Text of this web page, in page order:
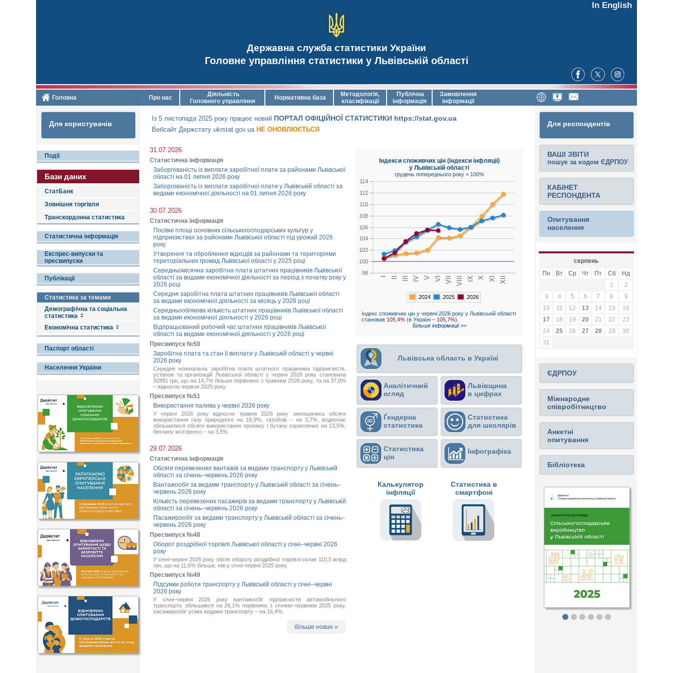
In English
Державна служба статистики України
Головне управління статистики у Львівській області
Головна Про нас
Діяльність
Головного управління
Нормативна база
Методологія,
класифікації
Публічна
інформація
Замовлення
інформації
Для користувачів
Події
Бази даних
СтатБанк
Зовнішня торгівля
Транскордонна статистика
Статистична інформація
Експрес-випуски та
пресвипуски
Публікації
Статистика за темами
Демографічна та соціальна
статистика
Економічна статистика
Паспорт області
Населення України
Із 5 листопада 2025 року працює новий ПОРТАЛ ОФІЦІЙНОЇ СТАТИСТИКИ https://stat.gov.ua
Вебсайт Держстату ukrstat.gov.ua НЕ ОНОВЛЮЄТЬСЯ
31.07.2026
Статистична інформація
Заборгованість із виплати заробітної плати за районами Львівської
області на 01 липня 2026 року
Заборгованість із виплати заробітної плати у Львівській області за
видами економічної діяльності на 01 липня 2026 року
30.07.2026
Статистична інформація
Посівні площі основних сільськогосподарських культур у
підприємствах за районами Львівської області під урожай 2026
року
Утворення та оброблення відходів за районами та територіями
територіальних громад Львівської області у 2025 році
Середньомісячна заробітна плата штатних працівників Львівської
області за видами економічної діяльності за період з початку року у
2026 році
Середня заробітна плата штатних працівників Львівської області
за видами економічної діяльності за місяць у 2026 році
Середньооблікова кількість штатних працівників Львівської області
за видами економічної діяльності у 2026 році
Відпрацьований робочий час штатних працівників Львівської
області за видами економічної діяльності у 2026 році
Пресвипуск №50
Заробітна плата та стан її виплати у Львівській області у червні
2026 року
Середня номінальна заробітна плата штатного працівника підприємств,
установ та організацій Львівської області у червні 2026 року становила
32881 грн, що на 14,7% більше порівняно з травнем 2026 року, та на 37,0%
– відносно червня 2025 року.
Пресвипуск №51
Використання палива у червні 2026 року
У червні 2026 року відносно травня 2026 року зменшились обсяги
використання газу природного на 18,9%, газойлів – на 3,7%, водночас
збільшилися обсяги використання пропану і бутану скраплених на 13,5%,
бензину моторного – на 3,5%.
29.07.2026
Статистична інформація
Обсяги перевезених вантажів за видами транспорту у Львівській
області за січень–червень 2026 року
Вантажообіг за видами транспорту у Львівській області за січень–
червень 2026 року
Кількість перевезених пасажирів за видами транспорту у Львівській
області за січень–червень 2026 року
Пасажирообіг за видами транспорту у Львівській області за січень–
червень 2026 року
Пресвипуск №48
Оборот роздрібної торгівлі Львівської області у січні–червні 2026
року
У січні-червні 2026 року обсяг обороту роздрібної торгівлі склав 110,5 млрд
грн, що на 11,6% більше, ніж у січні-червні 2025 року.
Пресвипуск №49
Підсумки роботи транспорту у Львівській області у січні–червні
2026 року
У січні–червні 2026 року вантажообіг підприємств автомобільного
транспорту збільшився на 26,1% порівняно з січнем–червнем 2025 року,
пасажирообіг усіма видами транспорту – на 16,4%.
більше новин »
Індекси споживчих цін (індекси інфляції)
у Львівській області
грудень попереднього року = 100%
98
100
102
104
106
108
110
112
114
2024 2025 2026
Індекс споживчих цін у червні 2026 року у Львівській області
становив 105,4%(в Україні – 105,7%).
Більше інформації >>
Львівська область в Україні
Аналітичний
огляд
Львівщина
в цифрах
Ґендерна
статистика
Статистика
для школярів
Статистика
цін
Інфографіка
Калькулятор
інфляції
Статистика в
смартфоні
Для респондентів
ВАШІ ЗВІТИ
пошук за кодом ЄДРПОУ
КАБІНЕТ
РЕСПОНДЕНТА
Опитування
населення
серпень
Пн
Вт Ср Чт Пт Сб
Нд
1
2
3
4 5 6 7 8
9
10
11 12 13 14 15
16
17
18 19 20 21 22
23
24
25 26 27 28 29
30
31
ЄДРПОУ
Міжнародне
співробітництво
Анкетні
опитування
Бібліотека